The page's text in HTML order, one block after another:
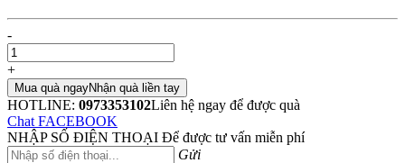
-
+
Mua quà ngayNhận quà liền tay
HOTLINE: 0973353102Liên hệ ngay để được quà
Chat FACEBOOK
NHẬP SỐ ĐIỆN THOẠI Để được tư vấn miễn phí
Gửi